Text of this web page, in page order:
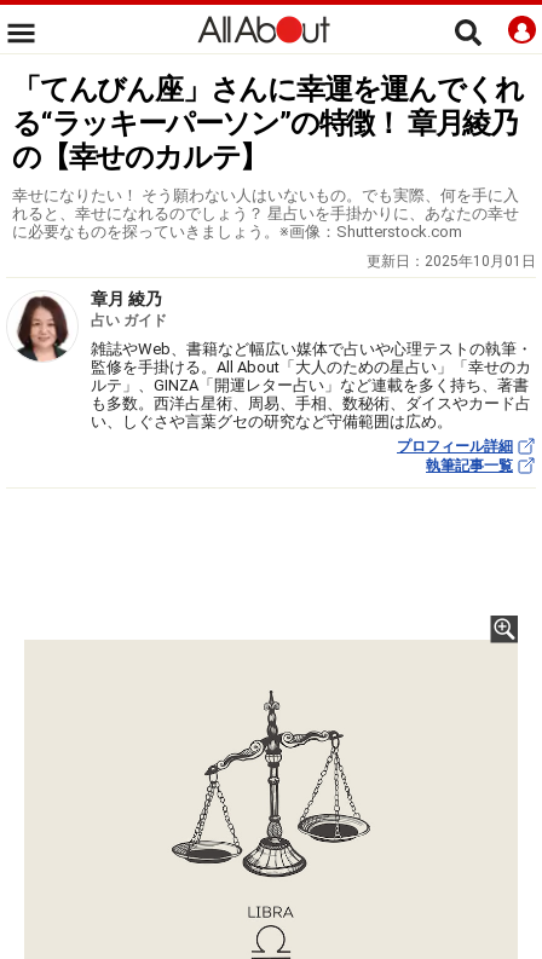
「てんびん座」さんに幸運を運んでくれ
る“ラッキーパーソン”の特徴！ 章月綾乃
の【幸せのカルテ】
幸せになりたい！ そう願わない人はいないもの。でも実際、何を手に入
れると、幸せになれるのでしょう？ 星占いを手掛かりに、あなたの幸せ
に必要なものを探っていきましょう。※画像：Shutterstock.com
更新日： 2025年10月01日
章月 綾乃
占い ガイド
雑誌やWeb、書籍など幅広い媒体で占いや心理テストの執筆・
監修を手掛ける。All About「大人のための星占い」「幸せのカ
ルテ」、GINZA「開運レター占い」など連載を多く持ち、著書
も多数。西洋占星術、周易、手相、数秘術、ダイスやカード占
い、しぐさや言葉グセの研究など守備範囲は広め。
プロフィール詳細
執筆記事一覧